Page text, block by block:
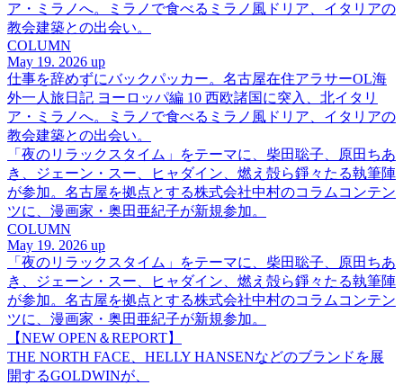
ア・ミラノへ。ミラノで食べるミラノ風ドリア、イタリアの
教会建築との出会い。
COLUMN
May 19. 2026 up
仕事を辞めずにバックパッカー。名古屋在住アラサーOL海
外一人旅日記 ヨーロッパ編 10 西欧諸国に突入、北イタリ
ア・ミラノへ。ミラノで食べるミラノ風ドリア、イタリアの
教会建築との出会い。
「夜のリラックスタイム」をテーマに、柴田聡子、原田ちあ
き、ジェーン・スー、ヒャダイン、燃え殻ら錚々たる執筆陣
が参加。名古屋を拠点とする株式会社中村のコラムコンテン
ツに、漫画家・奥田亜紀子が新規参加。
COLUMN
May 19. 2026 up
「夜のリラックスタイム」をテーマに、柴田聡子、原田ちあ
き、ジェーン・スー、ヒャダイン、燃え殻ら錚々たる執筆陣
が参加。名古屋を拠点とする株式会社中村のコラムコンテン
ツに、漫画家・奥田亜紀子が新規参加。
【NEW OPEN＆REPORT】
THE NORTH FACE、HELLY HANSENなどのブランドを展
開するGOLDWINが、